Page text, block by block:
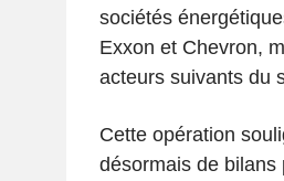
sociétés
Exxon et Chevron,
acteurs suivants du
Cette opération
désormais de bilans